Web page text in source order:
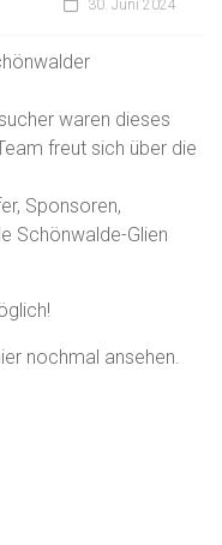
30. Juni 2024
waren dieses
freut sich über die
Sponsoren,
Schönwalde-Glien
nochmal ansehen.